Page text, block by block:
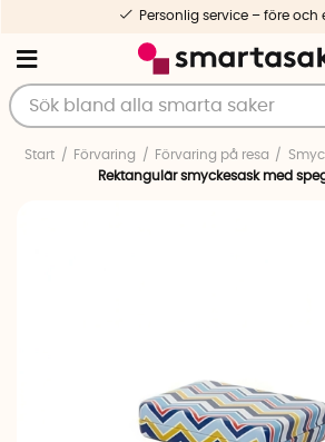
Personlig service – före och
Start Förvaring Förvaring på resa
Rektangulär smyckesask med